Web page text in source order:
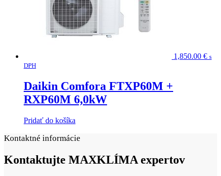
1,850.00 € s
DPH
Daikin Comfora FTXP60M +
RXP60M 6,0kW
Pridať do košíka
Kontaktné informácie
Kontaktujte MAXKLÍMA expertov